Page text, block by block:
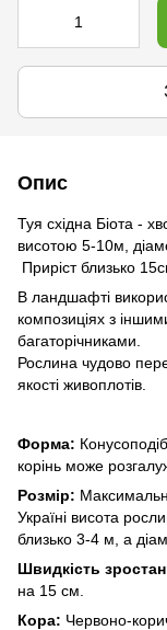
Опис
Туя східна Біота -
висотою 5-10м,
Приріст близько
В ландшафті
композиціях з
багаторічниками.
Рослина чудово
якості живоплотів.
Форма:
корінь може
Розмір:
Україні висота
близько 3-4 м, а
Швидкість
на 15 см.
Кора: Червоно-